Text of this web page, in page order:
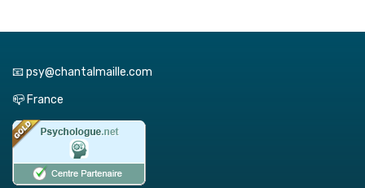
📧 psy@chantalmaille.com
📪 France